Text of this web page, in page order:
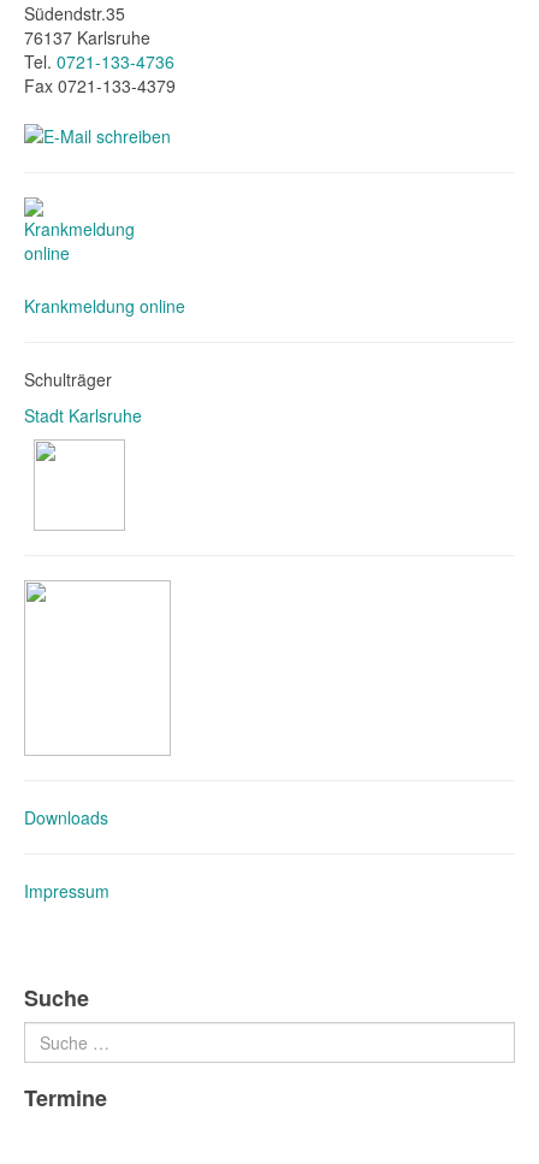
Südendstr.35
76137 Karlsruhe
Tel. 0721-133-4736
Fax 0721-133-4379
Krankmeldung online
Schulträger
Stadt Karlsruhe
Downloads
Impressum
Suche
Suchen
Termine